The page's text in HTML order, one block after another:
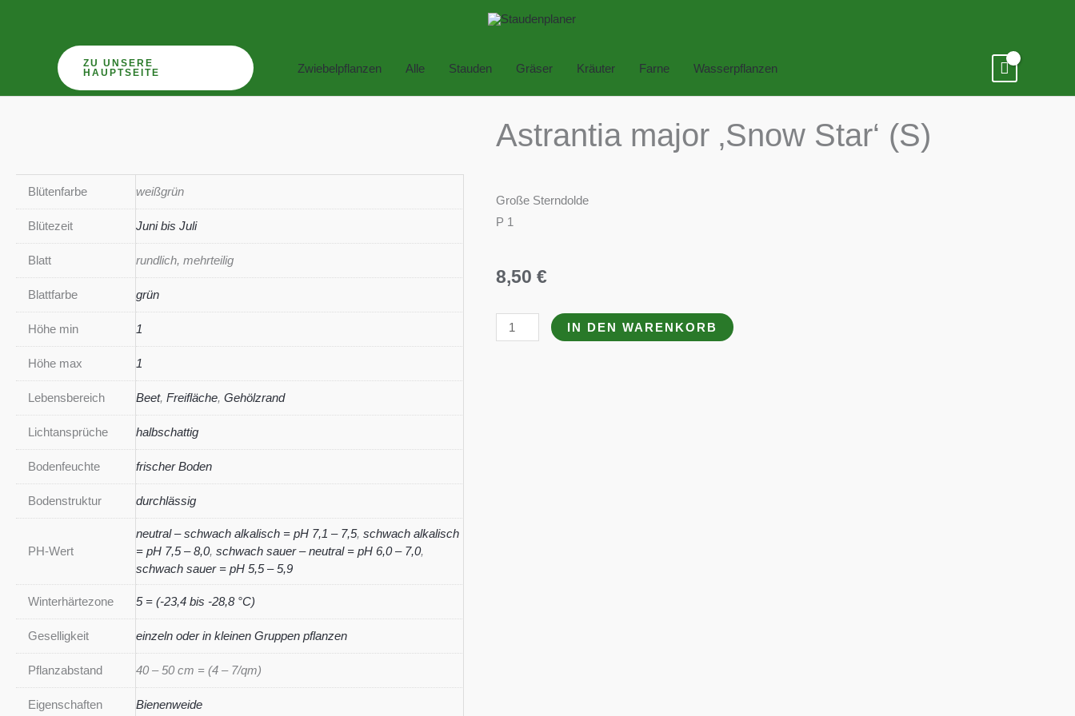
ZU UNSERE
HAUPTSEITE
Zwiebelpflanzen Alle Stauden Gräser Kräuter Farne Wasserpflanzen
Blütenfarbe weißgrün
Blütezeit Juni bis Juli
Blatt rundlich, mehrteilig
Blattfarbe grün
Höhe min 1
Höhe max 1
Lebensbereich Beet, Freifläche, Gehölzrand
Lichtansprüche halbschattig
Bodenfeuchte frischer Boden
Bodenstruktur durchlässig
PH-Wert
neutral – schwach alkalisch = pH 7,1 – 7,5, schwach alkalisch
= pH 7,5 – 8,0, schwach sauer – neutral = pH 6,0 – 7,0,
schwach sauer = pH 5,5 – 5,9
Winterhärtezone 5 = (-23,4 bis -28,8 °C)
Geselligkeit einzeln oder in kleinen Gruppen pflanzen
Pflanzabstand 40 – 50 cm = (4 – 7/qm)
Eigenschaften Bienenweide
Astrantia major ‚Snow Star‘ (S)
Große Sterndolde
P 1
8,50 €
Astrantia
major
IN DEN WARENKORB